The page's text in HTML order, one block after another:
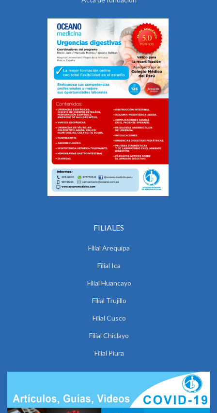
FILIALES
Filial Arequipa
Filial Ica
Filial Huancayo
Filial Trujillo
Filial Cusco
Filial Chiclayo
Filial Piura